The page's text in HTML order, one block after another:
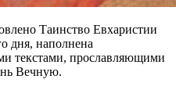
Таинство Евхаристии
дня, наполнена
текстами, прославляющими
Вечную.